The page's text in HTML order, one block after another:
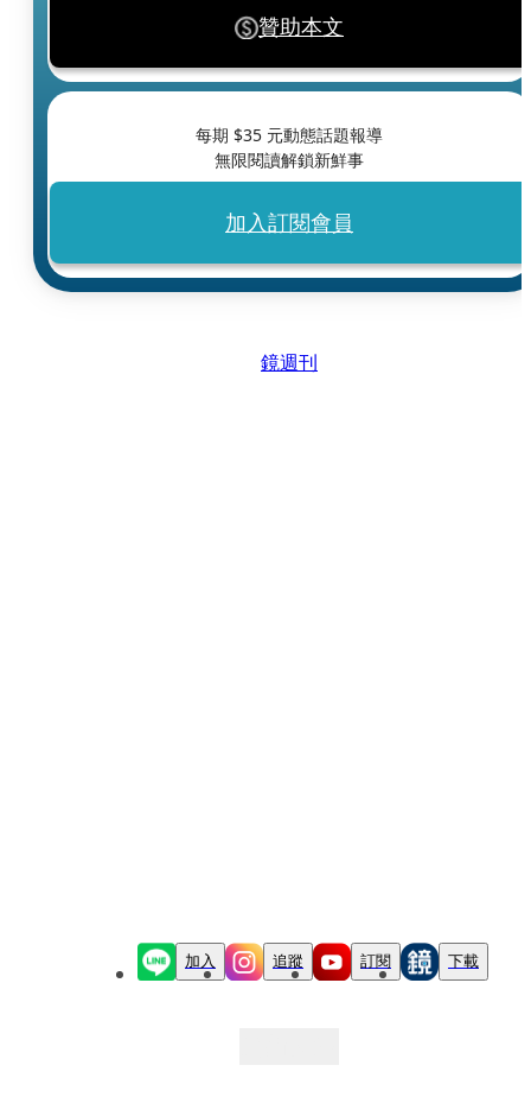
贊助本文
每期 $35 元動態話題報導
無限閱讀解鎖新鮮事
加入訂閱會員
鏡週刊
加入 追蹤 訂閱 下載